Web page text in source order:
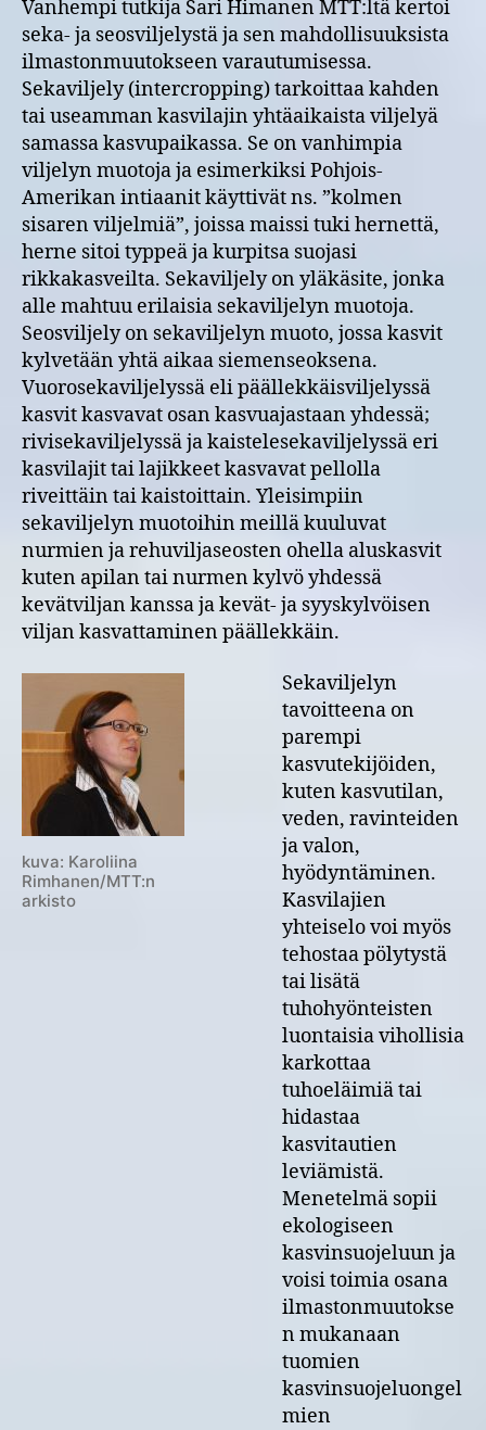
Vanhempi tutkija Sari Himanen MTT:ltä kertoi
seka- ja seosviljelystä ja sen mahdollisuuksista
ilmastonmuutokseen varautumisessa.
Sekaviljely (intercropping) tarkoittaa kahden
tai useamman kasvilajin yhtäaikaista viljelyä
samassa kasvupaikassa. Se on vanhimpia
viljelyn muotoja ja esimerkiksi Pohjois-
Amerikan intiaanit käyttivät ns. ”kolmen
sisaren viljelmiä”, joissa maissi tuki hernettä,
herne sitoi typpeä ja kurpitsa suojasi
rikkakasveilta. Sekaviljely on yläkäsite, jonka
alle mahtuu erilaisia sekaviljelyn muotoja.
Seosviljely on sekaviljelyn muoto, jossa kasvit
kylvetään yhtä aikaa siemenseoksena.
Vuorosekaviljelyssä eli päällekkäisviljelyssä
kasvit kasvavat osan kasvuajastaan yhdessä;
rivisekaviljelyssä ja kaistelesekaviljelyssä eri
kasvilajit tai lajikkeet kasvavat pellolla
riveittäin tai kaistoittain. Yleisimpiin
sekaviljelyn muotoihin meillä kuuluvat
nurmien ja rehuviljaseosten ohella aluskasvit
kuten apilan tai nurmen kylvö yhdessä
kevätviljan kanssa ja kevät- ja syyskylvöisen
viljan kasvattaminen päällekkäin.
kuva: Karoliina
Rimhanen/MTT:n
arkisto
Sekaviljelyn
tavoitteena on
parempi
kasvutekijöiden,
kuten kasvutilan,
veden, ravinteiden
ja valon,
hyödyntäminen.
Kasvilajien
yhteiselo voi myös
tehostaa pölytystä
tai lisätä
tuhohyönteisten
luontaisia vihollisia
karkottaa
tuhoeläimiä tai
hidastaa
kasvitautien
leviämistä.
Menetelmä sopii
ekologiseen
kasvinsuojeluun ja
voisi toimia osana
ilmastonmuutokse
n mukanaan
tuomien
kasvinsuojeluongel
mien